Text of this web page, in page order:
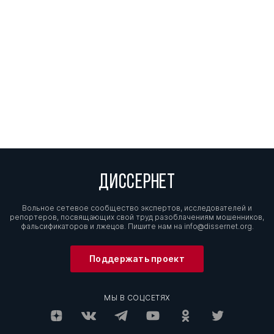
ДИССЕРНЕТ
Вольное сетевое сообщество экспертов, исследователей и
репортеров, посвящающих свой труд разоблачениям мошенников,
фальсификаторов и лжецов. Пишите нам на info@dissernet.org.
Поддержать проект
МЫ В СОЦСЕТЯХ